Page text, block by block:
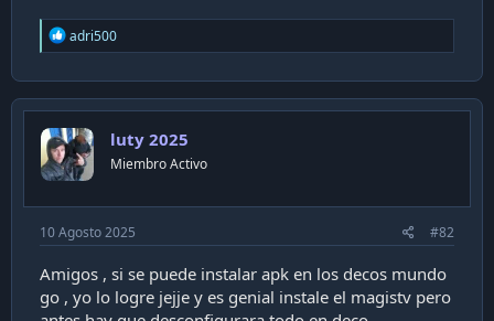
R
e
c
t
o
n
s
adri500
luty 2025
Miembro Activo
10 Agosto 2025 #82
Amigos , si se puede instalar apk en los decos mundo
go , yo lo logre jejje y es genial instale el magistv pero